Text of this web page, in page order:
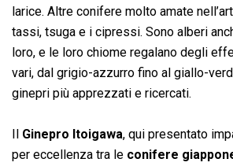
larice. Altre conifere molto amate
tassi, tsuga e i cipressi. Sono alberi
loro, e le loro chiome regalano degli
vari, dal grigio-azzurro fino al giallo-
ginepri più apprezzati e ricercati.
Il Ginepro Itoigawa, qui presentato
per eccellenza tra le conifere